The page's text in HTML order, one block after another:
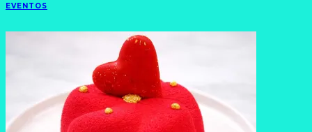
EVENTOS